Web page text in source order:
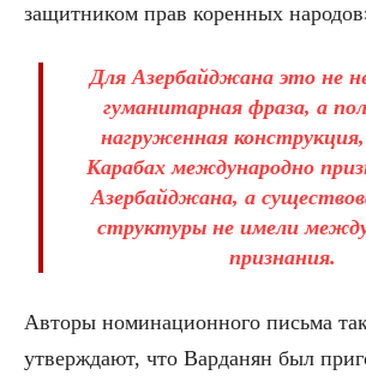
защитником прав коренных
Для Азербайджана это не
гуманитарная фраза, а
нагруженная конструкция,
Карабах международно
Азербайджана, а
структуры не имели
признания.
Авторы номинационного письма
утверждают, что Варданян был